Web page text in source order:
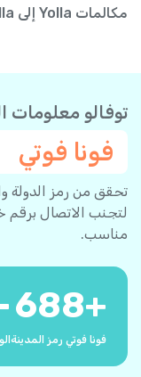
مكالمات Yolla إلى Yolla مجانية دائماً!
توفالو معلومات
فونا فوتي
تحقق من رمز الدولة
لتجنب الاتصال
مناسب.
+
688
فونا فوتي رمز المدينة